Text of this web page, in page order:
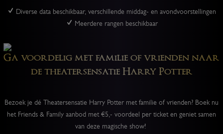
Diverse data beschikbaar, verschillende middag- en avondvoorstellingen
Meerdere rangen beschikbaar
Ga voordelig met familie of vrienden naar
de theatersensatie Harry Potter
Bezoek je dé Theatersensatie Harry Potter met familie of vrienden? Boek nu
het Friends & Family aanbod met €5,- voordeel per ticket en geniet samen
van deze magische show!